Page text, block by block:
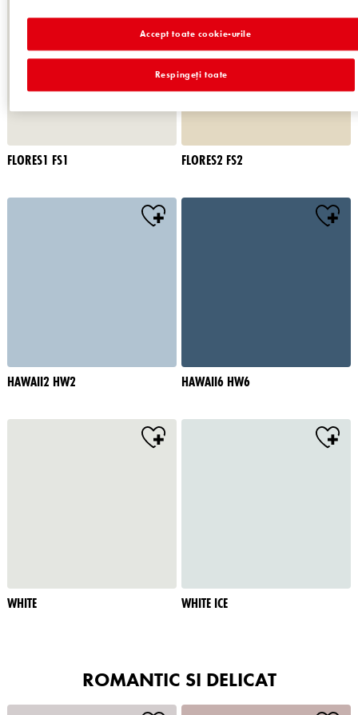
FLORES1 FS1 FLORES2 FS2
HAWAII2 HW2 HAWAII6 HW6
WHITE WHITE ICE
ROMANTIC SI DELICAT
Respingeți toate
Accept toate cookie-urile